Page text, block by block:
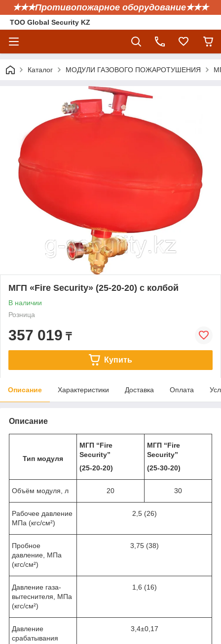
✭✭✭Противопожарное оборудование✭✭✭
ТОО Global Security KZ
Каталог МОДУЛИ ГАЗОВОГО ПОЖАРОТУШЕНИЯ
МГП «Fire Security» (25-20-20) с колбой
В наличии
Розница
357 019 ₸
Купить
Описание Характеристики Доставка Оплата
Описание
Тип модуля
МГП “Fire
Security”
(25-20-20)
МГП “Fire
Security”
(25-30-20)
Объём модуля, л 20 30
Рабочее давление
МПа (кгс/см²)
2,5 (26)
Пробное
давление, МПа
(кгс/см²)
3,75 (38)
Давление газа-
вытеснителя, МПа
(кгс/см²)
1,6 (16)
Давление
срабатывания
3,4±0,17